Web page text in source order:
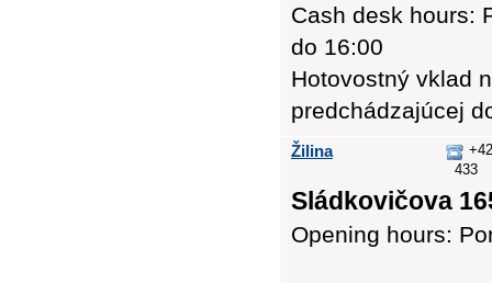
Cash desk hours:
do 16:00
Hotovostný vklad
predchádzajúcej
Žilina
433
Sládkovičova
Opening hours: